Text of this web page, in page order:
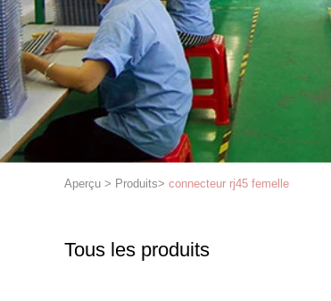
Aperçu > Produits> connecteur rj45 femelle
Tous les produits